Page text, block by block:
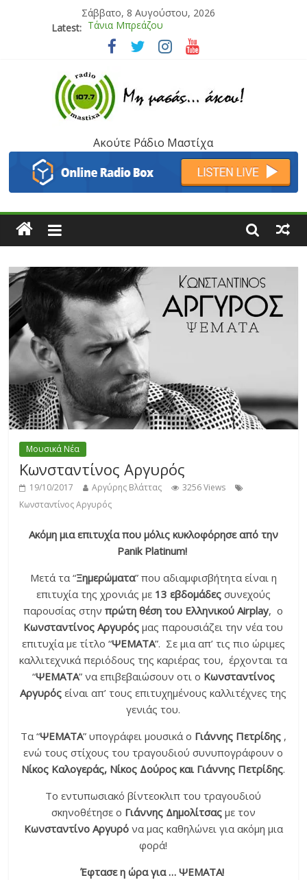
Σάββατο, 8 Αυγούστου, 2026
Latest:
Bliss
Μάνος Τρυπιάς & Γιώργος Στρατάκης
Ιορδάνης Αγαπητός
Μαριάννα Μασάδη
Τάνια Μπρεάζου
Ακούτε Ράδιο Μαστίχα
Μουσικά Νέα
Κωνσταντίνος Αργυρός
19/10/2017 Αργύρης Βλάττας
3256 Views
Κωνσταντίνος Αργυρός
Ακόμη μια επιτυχία που μόλις κυκλοφόρησε από την
Panik Platinum!
Μετά τα “Ξημερώματα” που αδιαμφισβήτητα είναι η
επιτυχία της χρονιάς με 13 εβδομάδες συνεχούς
παρουσίας στην πρώτη θέση του Ελληνικού Airplay, ο
Κωνσταντίνος Αργυρός μας παρουσιάζει την νέα του
επιτυχία με τίτλο “ΨΕΜΑΤΑ”. Σε μια απ’ τις πιο ώριμες
καλλιτεχνικά περιόδους της καριέρας του, έρχονται τα
“ΨΕΜΑΤΑ” να επιβεβαιώσουν οτι ο Κωνσταντίνος
Αργυρός είναι απ’ τους επιτυχημένους καλλιτέχνες της
γενιάς του.
Τα “ΨΕΜΑΤΑ” υπογράφει μουσικά ο Γιάννης Πετρίδης,
ενώ τους στίχους του τραγουδιού συνυπογράφουν ο
Νίκος Καλογεράς, Νίκος Δούρος και Γιάννης Πετρίδης.
Το εντυπωσιακό βίντεοκλιπ του τραγουδιού
σκηνοθέτησε ο Γιάννης Δημολίτσαςμε τον
Κωνσταντίνο Αργυρό να μας καθηλώνει για ακόμη μια
φορά!
Έφτασε η ώρα για … ΨΕΜΑΤΑ!